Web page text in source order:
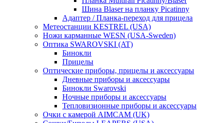
Шина Blaser на планку Picatinny
Адаптер / Планка-переход для прицела
Метеостанции KESTREL (USA)
Ножи карманные WESN (USA-Sweden)
Оптика SWAROVSKI (AT)
Бинокли
Прицелы
Оптические приборы, прицелы и аксессуары
Дневные приборы и аксессуары
Бинокли Swarovski
Ночные приборы и аксессуары
Тепловизионные приборы и аксессуары
Очки с камерой AIMCAM (UK)